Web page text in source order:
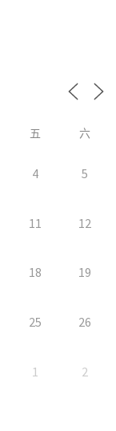
五 六
4 5
11 12
18 19
25 26
1 2